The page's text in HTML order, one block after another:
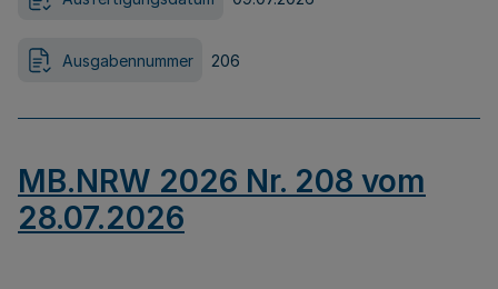
Ausgabennummer 206
MB.NRW 2026 Nr. 208 vom
28.07.2026